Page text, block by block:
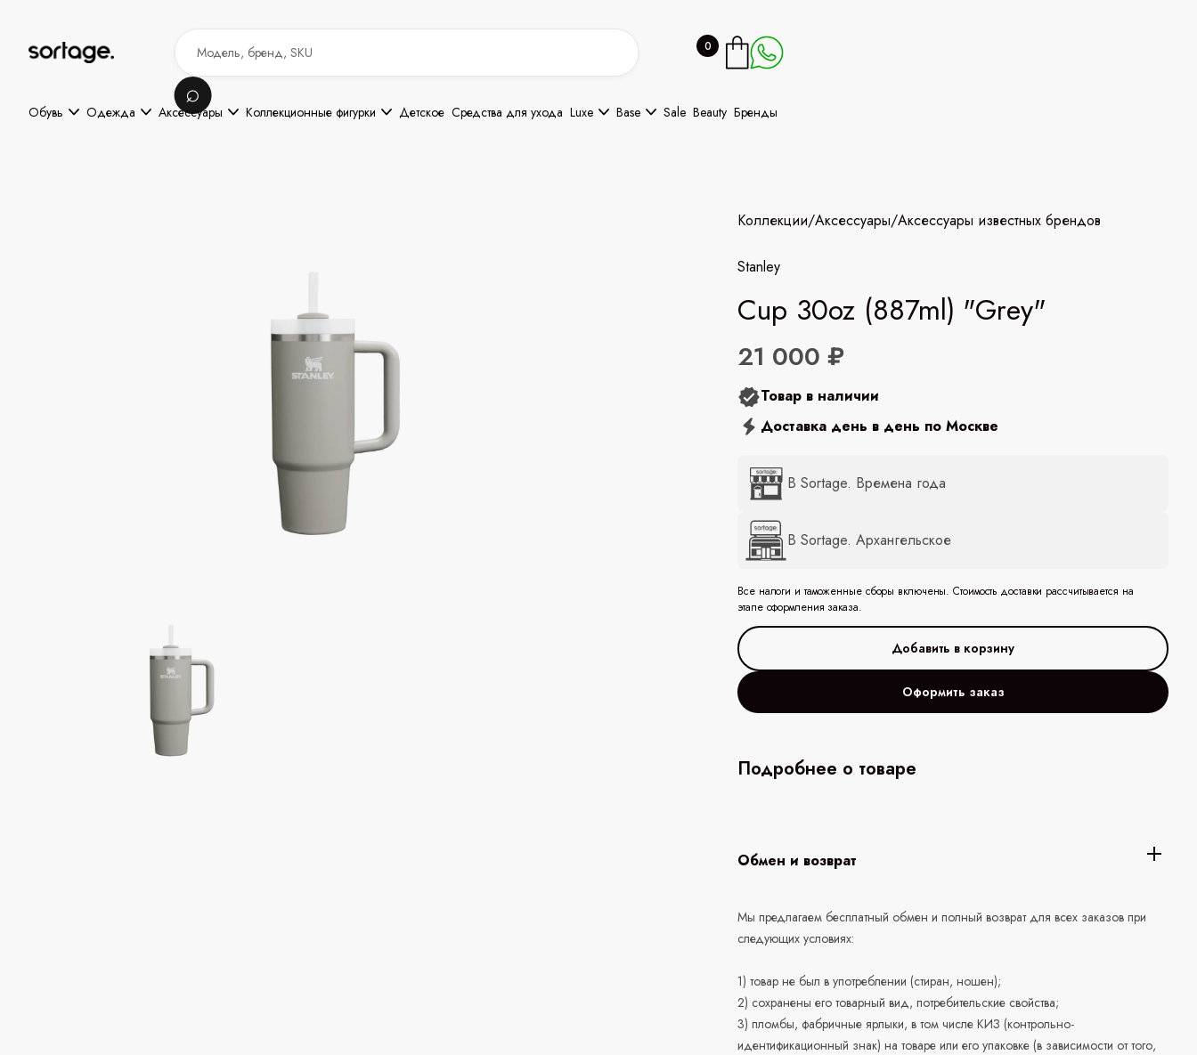
0
Обувь Одежда Аксессуары Коллекционные фигурки Детское Средства для ухода Luxe Base Sale Beauty Бренды
Коллекции/Аксессуары/Аксессуары известных брендов
Stanley
Cup 30oz (887ml) "Grey"
21 000 ₽
Товар в наличии
Доставка день в день по Москве
В Sortage. Времена года
В Sortage. Архангельское
Все налоги и таможенные сборы включены. Стоимость доставки рассчитывается на
этапе оформления заказа.
Оформить заказ
Подробнее о товаре
Обмен и возврат
Мы предлагаем бесплатный обмен и полный возврат для всех заказов при
следующих условиях:
1) товар не был в употреблении (стиран, ношен);
2) сохранены его товарный вид, потребительские свойства;
3) пломбы, фабричные ярлыки, в том числе КИЗ (контрольно-
идентификационный знак) на товаре или его упаковке (в зависимости от того,